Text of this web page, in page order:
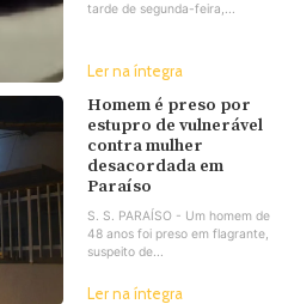
tarde de segunda-feira,...
Ler na íntegra
Homem é preso por
estupro de vulnerável
contra mulher
desacordada em
Paraíso
S. S. PARAÍSO - Um homem de
48 anos foi preso em flagrante,
suspeito de...
Ler na íntegra